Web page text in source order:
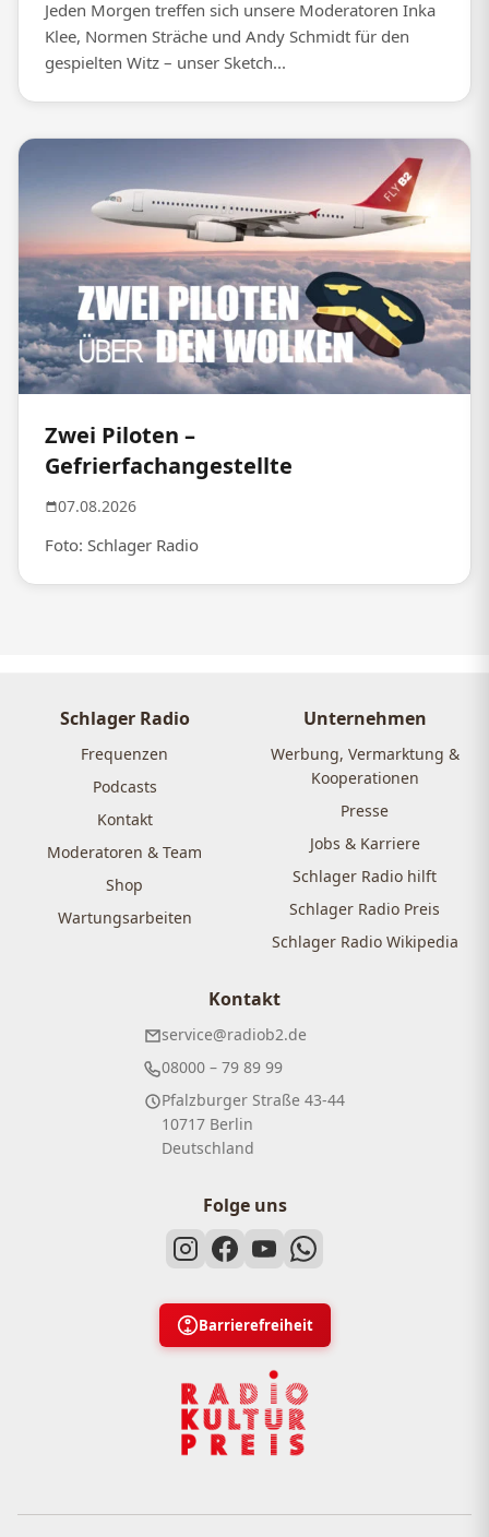
Jeden Morgen treffen sich unsere Moderatoren Inka
Klee, Normen Sträche und Andy Schmidt für den
gespielten Witz – unser Sketch...
Zwei Piloten –
Gefrierfachangestellte
07.08.2026
Foto: Schlager Radio
Schlager Radio
Frequenzen
Podcasts
Kontakt
Moderatoren & Team
Shop
Wartungsarbeiten
Unternehmen
Werbung, Vermarktung &
Kooperationen
Presse
Jobs & Karriere
Schlager Radio hilft
Schlager Radio Preis
Schlager Radio Wikipedia
Kontakt
service@radiob2.de
08000 – 79 89 99
Pfalzburger Straße 43-44
10717 Berlin
Deutschland
Folge uns
Barrierefreiheit